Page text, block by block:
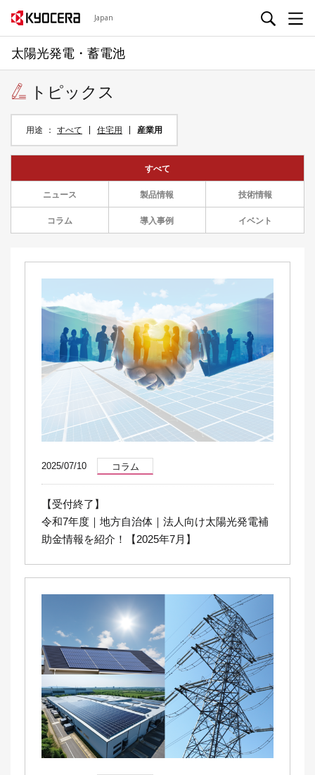
Japan
太陽光発電・蓄電池
トピックス
用途 すべて 住宅用 産業用
すべて
ニュース 製品情報 技術情報
コラム 導入事例 イベント
2025/07/10 コラム
【受付終了】
令和7年度｜地方自治体｜法人向け太陽光発電補
助金情報を紹介！【2025年7月】